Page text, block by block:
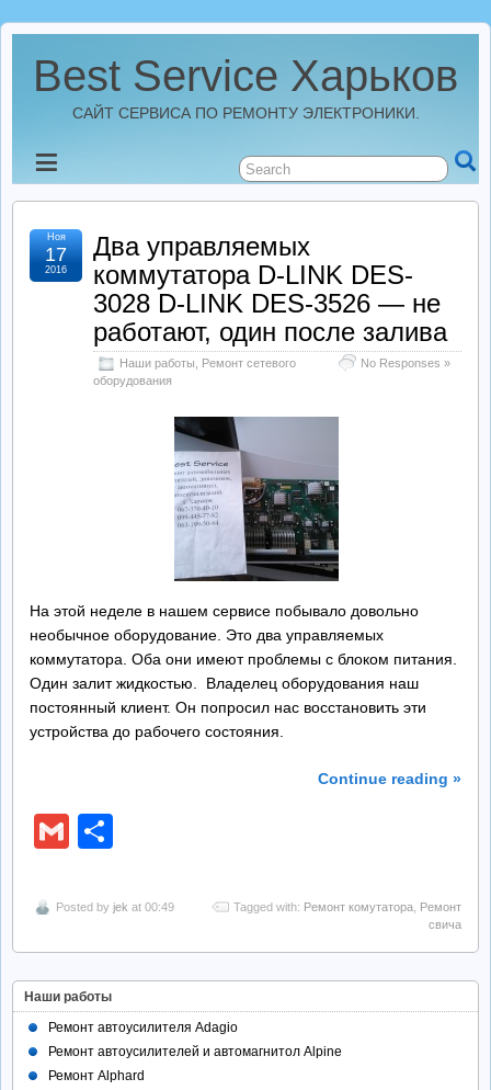
Best Service Харьков
САЙТ СЕРВИСА ПО РЕМОНТУ ЭЛЕКТРОНИКИ.
Новости
Best Service Харьков
Ремонт Усилителей
Ремонт Автомагнитол
Ремонт Видеорегистраторов
Обратная Связь
Два управляемых
коммутатора D-LINK DES-
3028 D-LINK DES-3526 — не
работают, один после залива
Наши работы
Ремонт сетевого
оборудования
No Responses »
Ноя
17
2016
На этой неделе в нашем сервисе побывало довольно
необычное оборудование. Это два управляемых
коммутатора. Оба они имеют проблемы с блоком питания.
Один залит жидкостью. Владелец оборудования наш
постоянный клиент. Он попросил нас восстановить эти
устройства до рабочего состояния.
Continue reading »
Gmail
Posted by jek at 00:49 Tagged with: Ремонт комутатора Ремонт
свича
Наши работы
Ремонт автоусилителя Adagio
Ремонт автоусилителей и автомагнитол Alpine
Ремонт Alphard